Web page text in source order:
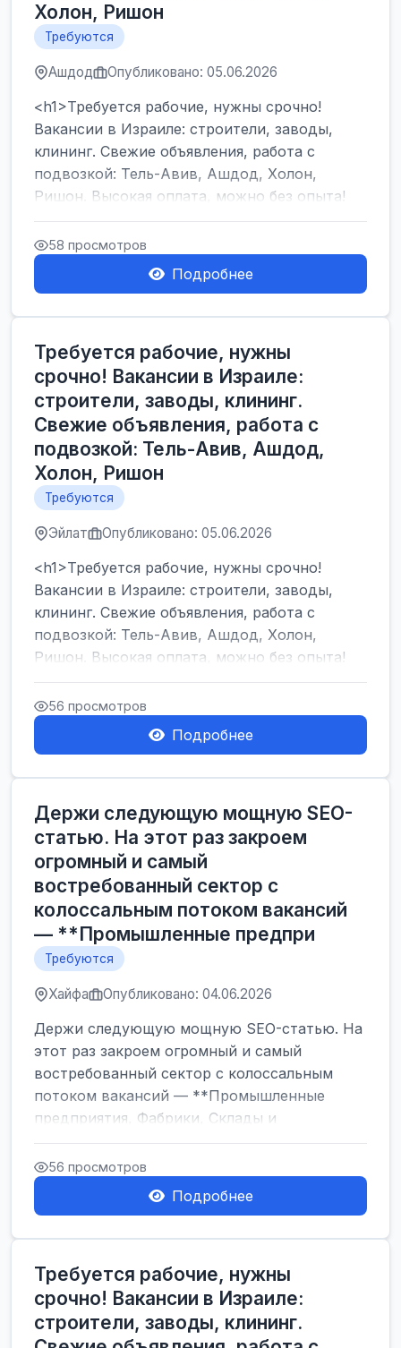
Холон, Ришон
Требуются
Ашдод Опубликовано: 05.06.2026
<h1>Требуется рабочие, нужны срочно!
Вакансии в Израиле: строители, заводы,
клининг. Свежие объявления, работа с
подвозкой: Тель-Авив, Ашдод, Холон,
Ришон. Высокая оплата, можно без опыта!
</h1><br />
... 58 просмотров
Подробнее
Требуется рабочие, нужны
срочно! Вакансии в Израиле:
строители, заводы, клининг.
Свежие объявления, работа с
подвозкой: Тель-Авив, Ашдод,
Холон, Ришон
Требуются
Эйлат Опубликовано: 05.06.2026
<h1>Требуется рабочие, нужны срочно!
Вакансии в Израиле: строители, заводы,
клининг. Свежие объявления, работа с
подвозкой: Тель-Авив, Ашдод, Холон,
Ришон. Высокая оплата, можно без опыта!
</h1><br />
... 56 просмотров
Подробнее
Держи следующую мощную SEO-
статью. На этот раз закроем
огромный и самый
востребованный сектор с
колоссальным потоком вакансий
— **Промышленные предпри
Требуются
Хайфа Опубликовано: 04.06.2026
Держи следующую мощную SEO-статью. На
этот раз закроем огромный и самый
востребованный сектор с колоссальным
потоком вакансий — **Промышленные
предприятия, Фабрики, Склады и
Производственные заводы** ...
56 просмотров
Подробнее
Требуется рабочие, нужны
срочно! Вакансии в Израиле:
строители, заводы, клининг.